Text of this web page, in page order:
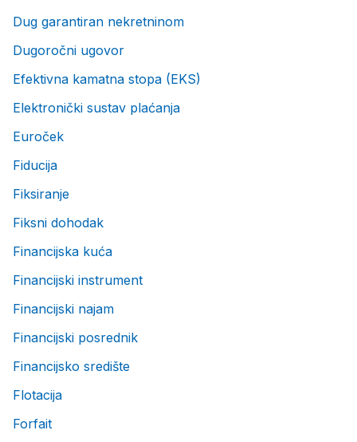
Dug garantiran nekretninom
Dugoročni ugovor
Efektivna kamatna stopa (EKS)
Elektronički sustav plaćanja
Euroček
Fiducija
Fiksiranje
Fiksni dohodak
Financijska kuća
Financijski instrument
Financijski najam
Financijski posrednik
Financijsko središte
Flotacija
Forfait